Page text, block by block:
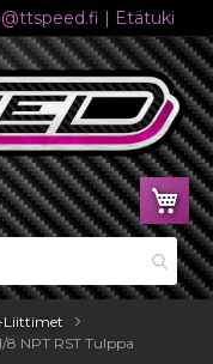
| Etätuki
Liittimet
8 NPT RST Tulppa